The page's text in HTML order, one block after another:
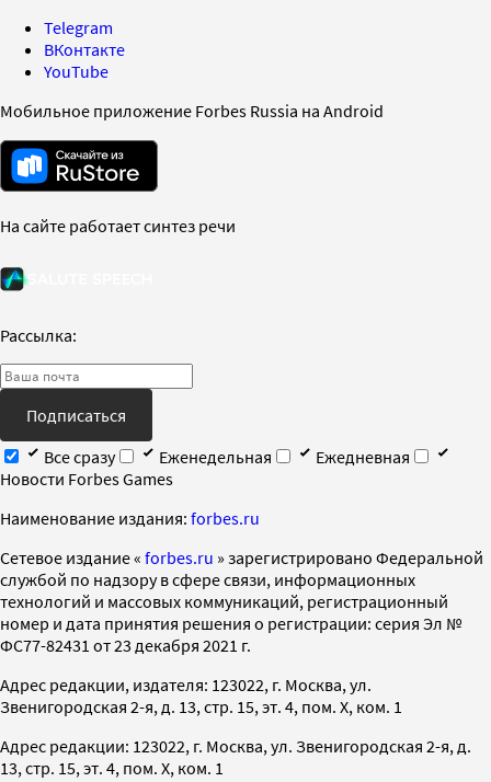
Telegram
ВКонтакте
YouTube
Мобильное приложение Forbes Russia на Android
На сайте работает синтез речи
Рассылка:
Подписаться
Все сразу
Еженедельная
Ежедневная
Новости Forbes Games
Наименование издания: forbes.ru
Cетевое издание « forbes.ru » зарегистрировано Федеральной
службой по надзору в сфере связи, информационных
технологий и массовых коммуникаций, регистрационный
номер и дата принятия решения о регистрации: серия Эл №
ФС77-82431 от 23 декабря 2021 г.
Адрес редакции, издателя: 123022, г. Москва, ул.
Звенигородская 2-я, д. 13, стр. 15, эт. 4, пом. X, ком. 1
Адрес редакции: 123022, г. Москва, ул. Звенигородская 2-я, д.
13, стр. 15, эт. 4, пом. X, ком. 1